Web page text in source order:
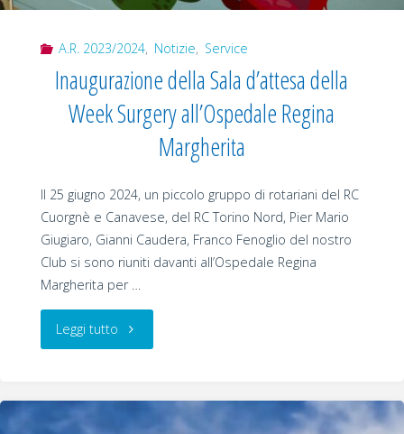
A.R. 2023/2024, Notizie, Service
Inaugurazione della Sala d’attesa della
Week Surgery all’Ospedale Regina
Margherita
Il 25 giugno 2024, un piccolo gruppo di rotariani del RC
Cuorgnè e Canavese, del RC Torino Nord, Pier Mario
Giugiaro, Gianni Caudera, Franco Fenoglio del nostro
Club si sono riuniti davanti all’Ospedale Regina
Margherita per …
Leggi tutto "Inaugurazione
Sala